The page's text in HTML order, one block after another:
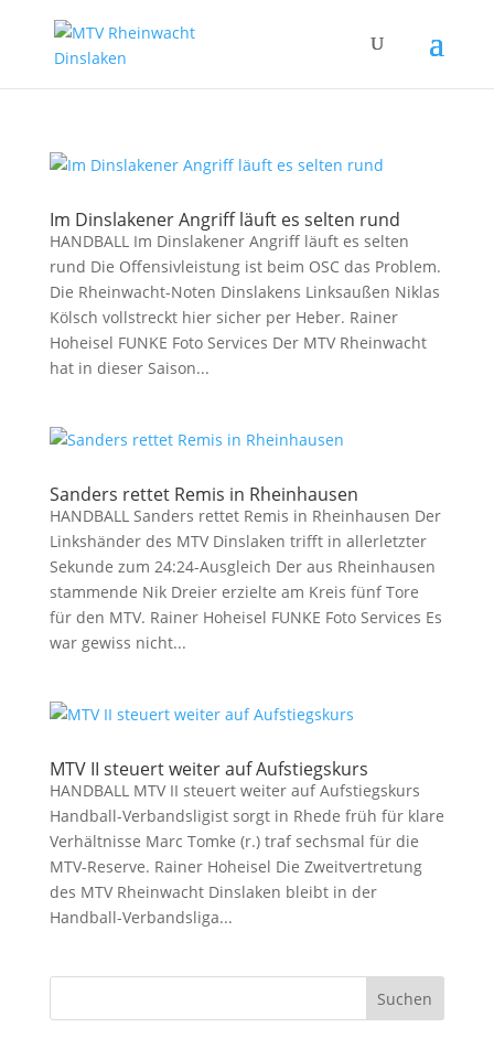
Im Dinslakener Angriff läuft es selten rund
HANDBALL Im Dinslakener Angriff läuft es selten
rund Die Offensivleistung ist beim OSC das Problem.
Die Rheinwacht-Noten Dinslakens Linksaußen Niklas
Kölsch vollstreckt hier sicher per Heber. Rainer
Hoheisel FUNKE Foto Services Der MTV Rheinwacht
hat in dieser Saison...
Sanders rettet Remis in Rheinhausen
HANDBALL Sanders rettet Remis in Rheinhausen Der
Linkshänder des MTV Dinslaken trifft in allerletzter
Sekunde zum 24:24-Ausgleich Der aus Rheinhausen
stammende Nik Dreier erzielte am Kreis fünf Tore
für den MTV. Rainer Hoheisel FUNKE Foto Services Es
war gewiss nicht...
MTV II steuert weiter auf Aufstiegskurs
HANDBALL MTV II steuert weiter auf Aufstiegskurs
Handball-Verbandsligist sorgt in Rhede früh für klare
Verhältnisse Marc Tomke (r.) traf sechsmal für die
MTV-Reserve. Rainer Hoheisel Die Zweitvertretung
des MTV Rheinwacht Dinslaken bleibt in der
Handball-Verbandsliga...